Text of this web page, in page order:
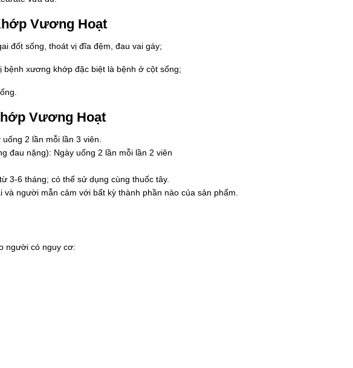
Vương Hoạt
đốt sống, thoát vị đĩa đệm, đau vai gáy;
xương khớp đặc biệt là bệnh ở cột sống;
Vương Hoạt
2 lần mỗi lần 3 viên.
đau nặng): Ngày uống 2 lần mỗi lần 2 viên
3-6 tháng; có thể sử dụng cùng thuốc tây.
và người mẫn cảm với bất kỳ thành phần nào của sản phẩm.
người có nguy cơ: